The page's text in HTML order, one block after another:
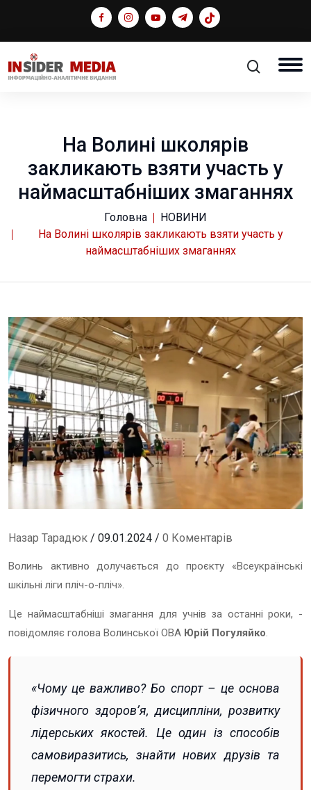
На Волині школярів
закликають взяти участь у
наймасштабніших змаганнях
Головна
НОВИНИ
На Волині школярів закликають взяти участь у
наймасштабніших змаганнях
Назар Тарадюк / 09.01.2024 / 0 Коментарів
Волинь активно долучається до проєкту «Всеукраїнські
шкільні ліги пліч-о-пліч».
Це наймасштабніші змагання для учнів за останні роки, -
повідомляє голова Волинської ОВА Юрій Погуляйко.
«Чому це важливо? Бо спорт – це основа
фізичного здоров’я, дисципліни, розвитку
лідерських якостей. Це один із способів
самовиразитись, знайти нових друзів та
перемогти страхи.